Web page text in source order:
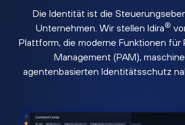
Die Identität ist die
Unternehmen. Wir stellen Idira®
Plattform, die moderne Funktionen für
Management (PAM),
agentenbasierten Identitätsschutz